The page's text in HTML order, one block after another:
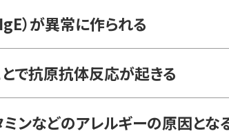
）が異常に作られる
で抗原抗体反応が起きる
ンなどのアレルギーの原因とな